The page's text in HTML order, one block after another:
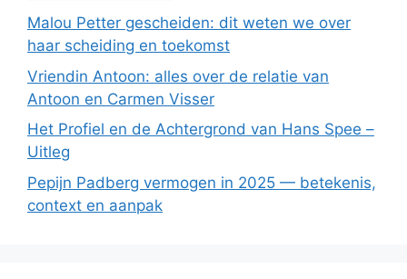
Malou Petter gescheiden: dit weten we over
haar scheiding en toekomst
Vriendin Antoon: alles over de relatie van
Antoon en Carmen Visser
Het Profiel en de Achtergrond van Hans Spee –
Uitleg
Pepijn Padberg vermogen in 2025 — betekenis,
context en aanpak